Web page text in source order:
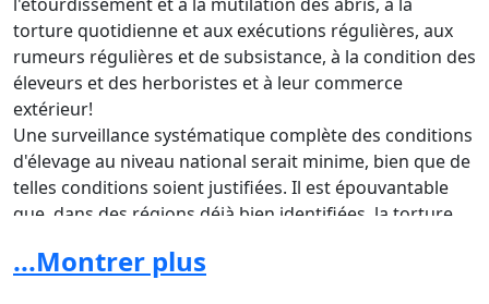
torture quotidienne et aux exécutions régulières, aux
rumeurs régulières et de subsistance, à la condition des
éleveurs et des herboristes et à leur commerce
extérieur!
Une surveillance systématique complète des conditions
d'élevage au niveau national serait minime, bien que de
telles conditions soient justifiées. Il est épouvantable
que, dans des régions déjà bien identifiées, la torture
qui est légalement punissable.
...Montrer plus